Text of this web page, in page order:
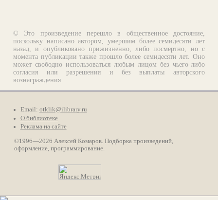
© Это произведение перешло в общественное достояние,
поскольку написано автором, умершим более семидесяти лет
назад, и опубликовано прижизненно, либо посмертно, но с
момента публикации также прошло более семидесяти лет. Оно
может свободно использоваться любым лицом без чьего-либо
согласия или разрешения и без выплаты авторского
вознаграждения.
Email: otklik@ilibrary.ru
О библиотеке
Реклама на сайте
©1996—2026 Алексей Комаров. Подборка произведений,
оформление, программирование.